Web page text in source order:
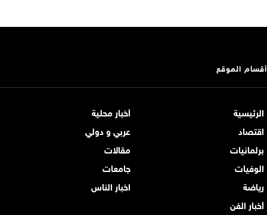
أقسام الموقع
الرئيسية
أخبار محلية
اقتصاد
عربي و دولي
برلمانيات
مقالات
الوفيات
جامعات
رياضة
اخبار الناس
أخبار الفن